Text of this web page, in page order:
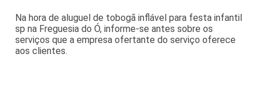
Na hora de aluguel de tobogã inflável para festa infantil
sp na Freguesia do Ó, informe-se antes sobre os
serviços que a empresa ofertante do serviço oferece
aos clientes.